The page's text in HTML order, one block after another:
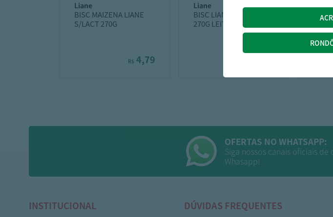
liane
BISC MAIZENA LIANE
S/LACT 270G
R$ 4,79
liane
BISC LIANE S/LACT
270G LEITE
lacta
Ao
OFERTAS NO WHATSAPP:
Siga nossos canais oficiais de
Whasapp!
INSTITUCIONAL DÚVIDAS FREQUENTES